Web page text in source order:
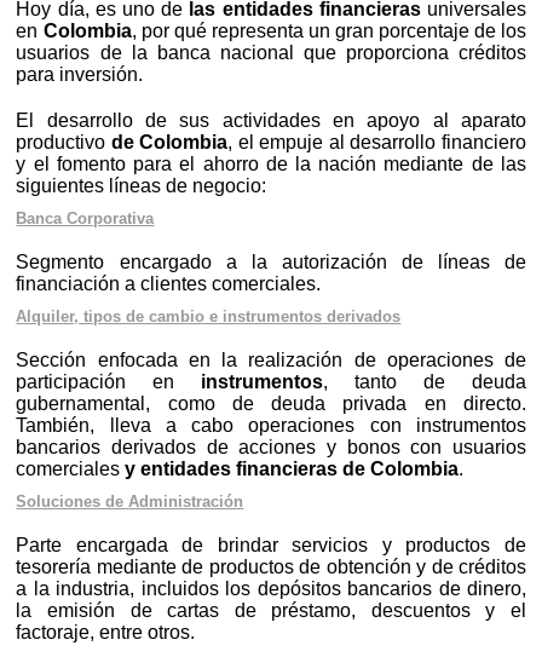
Hoy día, es uno de las entidades financierasuniversales
en Colombia, por qué representa un gran porcentaje de los
usuarios de la banca nacional que proporciona créditos
para inversión.
El desarrollo de sus actividades en apoyo al aparato
productivo de Colombia, el empuje al desarrollo financiero
y el fomento para el ahorro de la nación mediante de las
siguientes líneas de negocio:
Banca Corporativa
Segmento encargado a la autorización de líneas de
financiación a clientes comerciales.
Alquiler, tipos de cambio e instrumentos derivados
Sección enfocada en la realización de operaciones de
participación en instrumentos, tanto de deuda
gubernamental, como de deuda privada en directo.
También, lleva a cabo operaciones con instrumentos
bancarios derivados de acciones y bonos con usuarios
comercialesy entidades financieras de Colombia.
Soluciones de Administración
Parte encargada de brindar servicios y productos de
tesorería mediante de productos de obtención y de créditos
a la industria, incluidos los depósitos bancarios de dinero,
la emisión de cartas de préstamo, descuentos y el
factoraje, entre otros.